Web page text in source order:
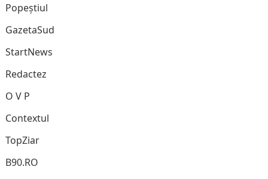
Popeștiul
GazetaSud
StartNews
Redactez
O V P
Contextul
TopZiar
B90.RO